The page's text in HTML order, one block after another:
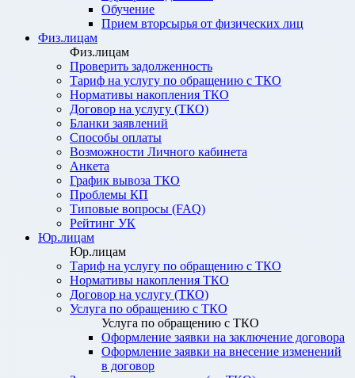
Обучение
Прием вторсырья от физических лиц
Физ.лицам
Физ.лицам
Проверить задолженность
Тариф на услугу по обращению с ТКО
Нормативы накопления ТКО
Договор на услугу (ТКО)
Бланки заявлений
Способы оплаты
Возможности Личного кабинета
Анкета
График вывоза ТКО
Проблемы КП
Типовые вопросы (FAQ)
Рейтинг УК
Юр.лицам
Юр.лицам
Тариф на услугу по обращению с ТКО
Нормативы накопления ТКО
Договор на услугу (ТКО)
Услуга по обращению с ТКО
Услуга по обращению с ТКО
Оформление заявки на заключение договора
Оформление заявки на внесение изменений
в договор